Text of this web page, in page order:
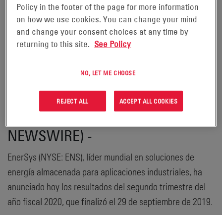
ENERSYS INFORMA ACERCA DE
LOS RESULTADOS DEL SEGUNDO
TRIMESTRE DEL AÑO FISCAL
READING, Pensilvania, 6 de
NEWSWIRE) -
EnerSys (NYSE: ENS), líder mundial en soluciones de
energía almacenada para aplicaciones industriales, ha
anunciado hoy los resultados del segundo trimestre del
año fiscal 2020, que finalizó el 29 de septiembre de 2019.
Policy in the footer of the page for more information
on how we use cookies. You can change your mind
and change your consent choices at any time by
returning to this site. See Policy
NO, LET ME CHOOSE
REJECT ALL ACCEPT ALL COOKIES